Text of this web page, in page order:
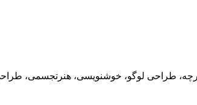
طراحی لوگو، خوشنویسی، هنرتجسمی،